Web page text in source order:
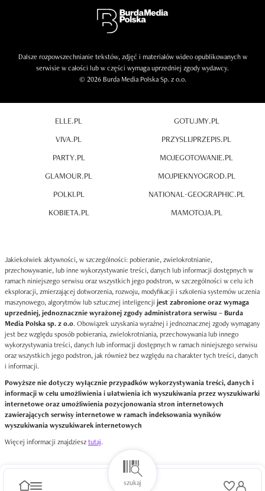
Dalsze rozpowszechnianie tekstów, zdjęć i materiałów wideo opublikowanych w
serwisie w całości lub w części wymaga uprzedniej zgody wydawcy.
© 2026 Burda Media Polska Sp. z o.o.
ELLE.PL
VIVA.PL
PARTY.PL
GLAMOUR.PL
POLKI.PL
KOBIETA.PL
GOTUJMY.PL
PRZYSLIJPRZEPIS.PL
MOJEGOTOWANIE.PL
MOJPIEKNYOGROD.PL
NATIONAL-GEOGRAPHIC.PL
MAMOTOJA.PL
Jakiekolwiek aktywności, w szczególności: pobieranie, zwielokrotnianie,
przechowywanie, lub inne wykorzystywanie treści, danych lub informacji dostępnych w
ramach niniejszego serwisu oraz wszystkich jego podstron, w szczególności w celu ich
eksploracji, zmierzającej dotworzenia, rozwoju, modyfikacji i szkolenia systemów uczenia
maszynowego, algorytmów lub sztucznej inteligencji jest zabronione oraz wymaga
uprzedniej, jednoznacznie wyrażonej zgody administratora serwisu – Burda
Media Polska sp. z o.o. Obowiązek uzyskania wyraźnej i jednoznacznej zgody wymagany
jest bez względu sposób pobierania, zwielokrotniania, przechowywania lub innego
wykorzystywania treści, danych lub informacji dostępnych w ramach niniejszego serwisu
oraz wszystkich jego podstron, jak również bez względu na charakter tych treści, danych
i informacji.
Powyższe nie dotyczy wyłącznie przypadków wykorzystywania treści, danych i
informacji w celu umożliwienia i ułatwienia ich wyszukiwania przez wyszukiwarki
internetowe oraz umożliwienia pozycjonowania stron internetowych
zawierających serwisy internetowe w ramach indeksowania wyników
wyszukiwania wyszukiwarek internetowych
Więcej informacji znajdziesztutaj.
szukaj